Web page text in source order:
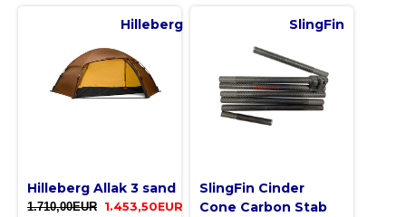
Hilleberg
Hilleberg Allak 3 sand
1.710,00EUR 1.453,50EUR
SlingFin
SlingFin Cinder
Cone Carbon Stab